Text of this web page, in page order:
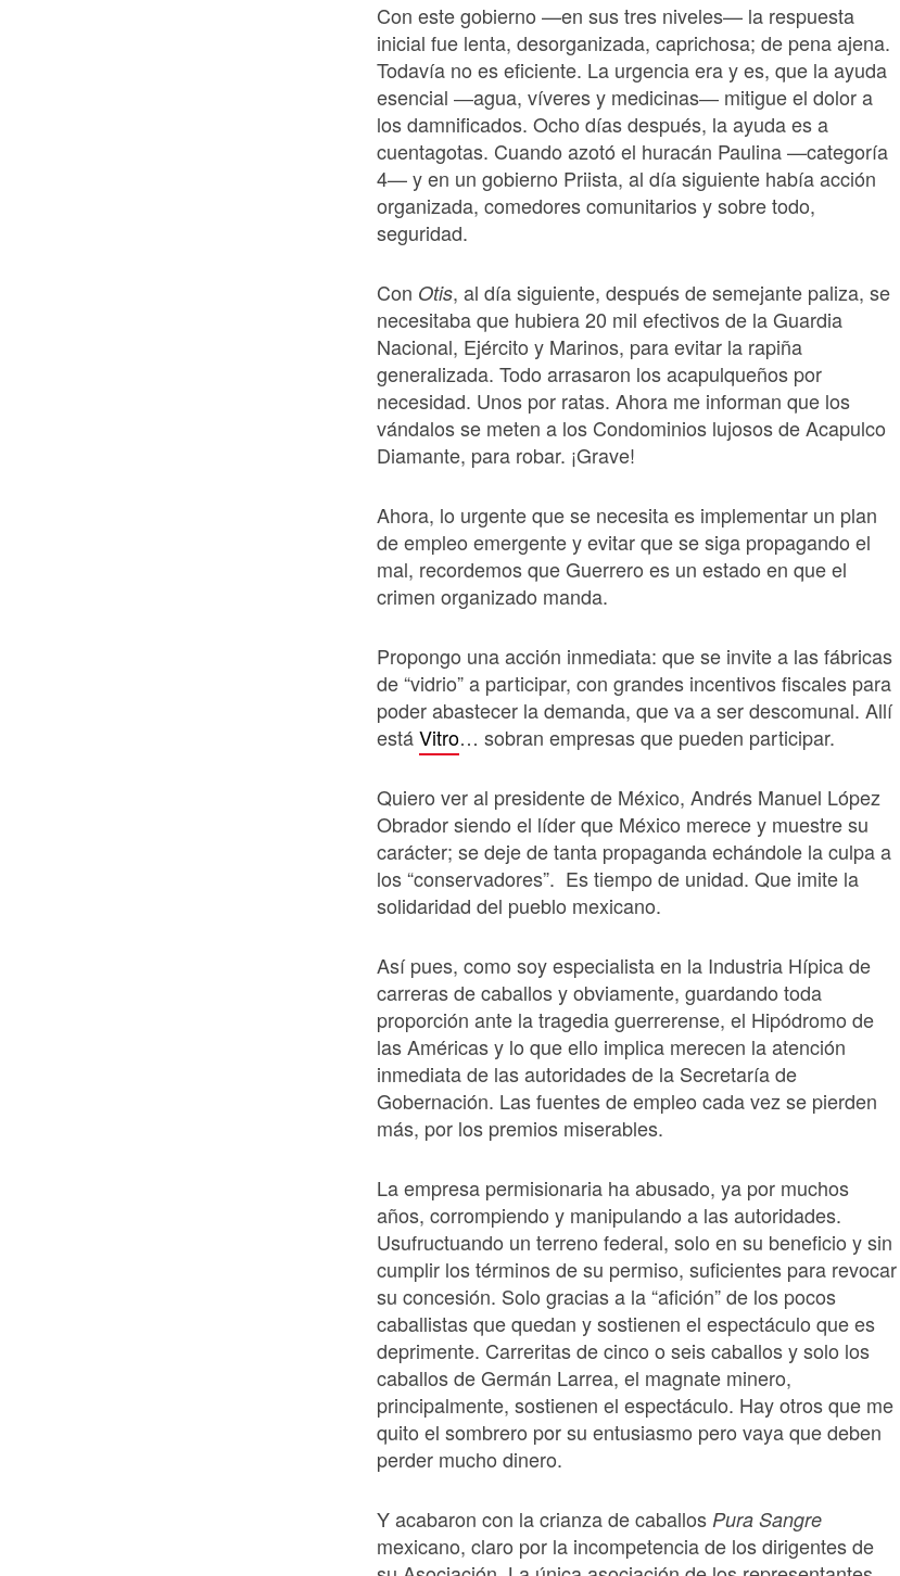
Con este gobierno —en sus tres niveles— la respuesta
inicial fue lenta, desorganizada, caprichosa; de pena ajena.
Todavía no es eficiente. La urgencia era y es, que la ayuda
esencial ―agua, víveres y medicinas― mitigue el dolor a
los damnificados. Ocho días después, la ayuda es a
cuentagotas. Cuando azotó el huracán Paulina —categoría
4— y en un gobierno Priista, al día siguiente había acción
organizada, comedores comunitarios y sobre todo,
seguridad.
Con Otis, al día siguiente, después de semejante paliza, se
necesitaba que hubiera 20 mil efectivos de la Guardia
Nacional, Ejército y Marinos, para evitar la rapiña
generalizada. Todo arrasaron los acapulqueños por
necesidad. Unos por ratas. Ahora me informan que los
vándalos se meten a los Condominios lujosos de Acapulco
Diamante, para robar. ¡Grave!
Ahora, lo urgente que se necesita es implementar un plan
de empleo emergente y evitar que se siga propagando el
mal, recordemos que Guerrero es un estado en que el
crimen organizado manda.
Propongo una acción inmediata: que se invite a las fábricas
de “vidrio” a participar, con grandes incentivos fiscales para
poder abastecer la demanda, que va a ser descomunal. Allí
estáVitro… sobran empresas que pueden participar.
Quiero ver al presidente de México, Andrés Manuel López
Obrador siendo el líder que México merece y muestre su
carácter; se deje de tanta propaganda echándole la culpa a
los “conservadores”. Es tiempo de unidad. Que imite la
solidaridad del pueblo mexicano.
Así pues, como soy especialista en la Industria Hípica de
carreras de caballos y obviamente, guardando toda
proporción ante la tragedia guerrerense, el Hipódromo de
las Américas y lo que ello implica merecen la atención
inmediata de las autoridades de la Secretaría de
Gobernación. Las fuentes de empleo cada vez se pierden
más, por los premios miserables.
La empresa permisionaria ha abusado, ya por muchos
años, corrompiendo y manipulando a las autoridades.
Usufructuando un terreno federal, solo en su beneficio y sin
cumplir los términos de su permiso, suficientes para revocar
su concesión. Solo gracias a la “afición” de los pocos
caballistas que quedan y sostienen el espectáculo que es
deprimente. Carreritas de cinco o seis caballos y solo los
caballos de Germán Larrea, el magnate minero,
principalmente, sostienen el espectáculo. Hay otros que me
quito el sombrero por su entusiasmo pero vaya que deben
perder mucho dinero.
Y acabaron con la crianza de caballos Pura Sangre
mexicano, claro por la incompetencia de los dirigentes de